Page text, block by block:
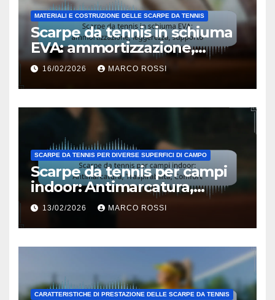
MATERIALI E COSTRUZIONE DELLE SCARPE DA TENNIS
Scarpe da tennis in schiuma
EVA: ammortizzazione,
leggerezza, supporto
16/02/2026 MARCO ROSSI
SCARPE DA TENNIS PER DIVERSE SUPERFICI DI CAMPO
Scarpe da tennis per campi
indoor: Antimarcatura,
Traspirabilità, Comfort
13/02/2026 MARCO ROSSI
CARATTERISTICHE DI PRESTAZIONE DELLE SCARPE DA TENNIS